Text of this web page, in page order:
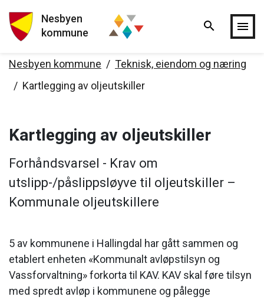
Hopp til hovedinnholdet
Nesbyen
kommune
search menu
Nesbyen kommune
Teknisk, eiendom og næring
Kartlegging av oljeutskiller
Kartlegging av oljeutskiller
Forhåndsvarsel - Krav om
utslipp-/påslippsløyve til oljeutskiller –
Kommunale oljeutskillere
5 av kommunene i Hallingdal har gått sammen og
etablert enheten «Kommunalt avløpstilsyn og
Vassforvaltning» forkorta til KAV. KAV skal føre tilsyn
med spredt avløp i kommunene og pålegge